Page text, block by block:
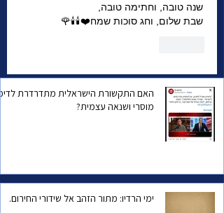
שנה טובה, וחתימה טובה,
שבת שלום, וחג סוכות שמח❤️🕯️🕯️🌹
האם התקשורת הישראלית מתדרדרת
מוסרי ושנאה עצמית?
ימי הרדיו: מתור הזהב אל שידורי החירום.